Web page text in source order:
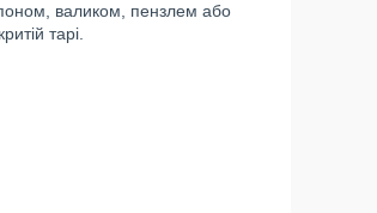
валиком, пензлем або
тарі.